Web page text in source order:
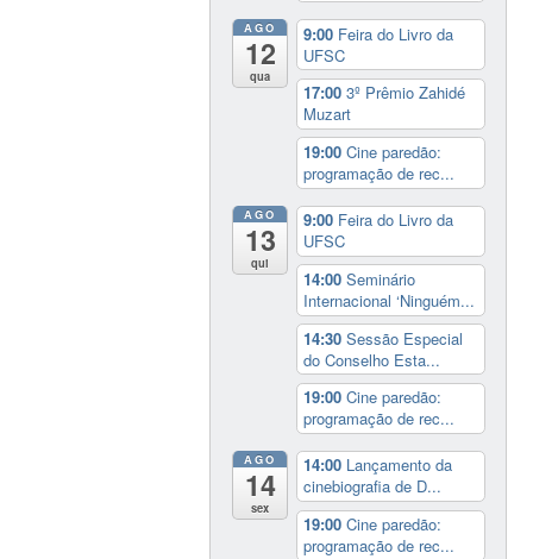
AGO
12
qua
9:00 Feira do Livro da
UFSC
17:003º Prêmio Zahidé
Muzart
19:00Cine paredão:
programação de rec...
AGO
13
qui
9:00 Feira do Livro da
UFSC
14:00Seminário
Internacional ‘Ninguém...
14:30Sessão Especial
do Conselho Esta...
19:00Cine paredão:
programação de rec...
AGO
14
sex
14:00 Lançamento da
cinebiografia de D...
19:00Cine paredão:
programação de rec...